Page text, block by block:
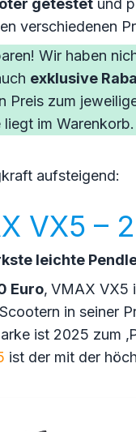
getestet und
verschiedenen
Wir haben
exklusive
Preis zum
im Warenkorb.
aufsteigend:
VX5 –
leichte
Euro‚ VMAX
in seiner
ist 2025 zum
ist der mit der